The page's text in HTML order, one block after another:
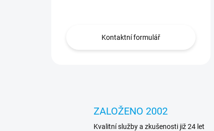
Kontaktní formulář
ZALOŽENO 2002
Kvalitní služby a zkušenosti již 24 let